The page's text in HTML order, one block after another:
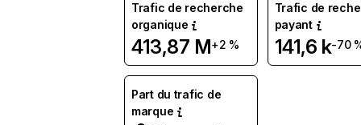
Trafic de recherche
organique
413,87 M+2 %
Trafic de
payant
141,6 k-70
Part du trafic de
marque